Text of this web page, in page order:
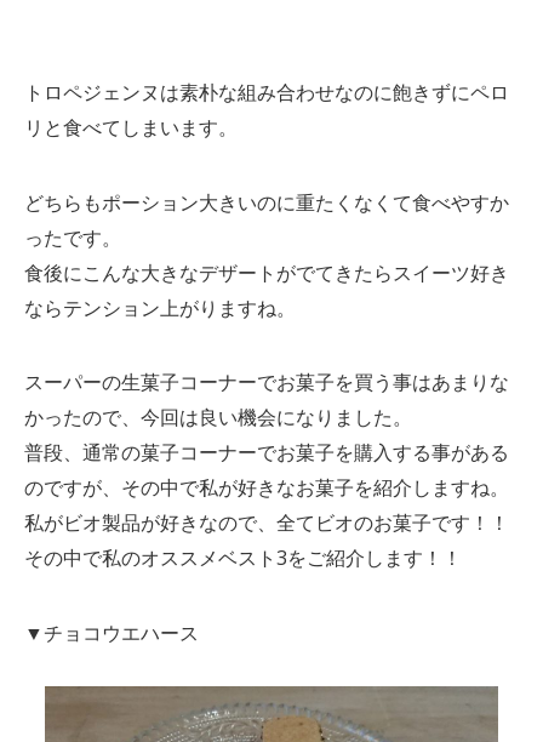
トロペジェンヌは素朴な組み合わせなのに飽きずにペロ
リと食べてしまいます。
どちらもポーション大きいのに重たくなくて食べやすか
ったです。
食後にこんな大きなデザートがでてきたらスイーツ好き
ならテンション上がりますね。
スーパーの生菓子コーナーでお菓子を買う事はあまりな
かったので、今回は良い機会になりました。
普段、通常の菓子コーナーでお菓子を購入する事がある
のですが、その中で私が好きなお菓子を紹介しますね。
私がビオ製品が好きなので、全てビオのお菓子です！！
その中で私のオススメベスト3をご紹介します！！
▼チョコウエハース